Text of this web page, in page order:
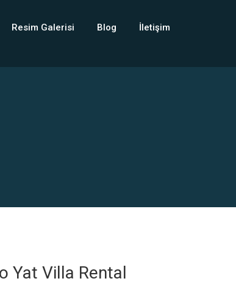
Resim Galerisi Blog İletişim
Yat Villa Rental